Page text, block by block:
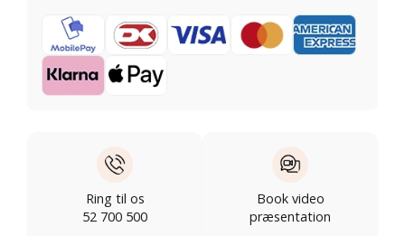
Ring til os
52 700 500
Book video
præsentation